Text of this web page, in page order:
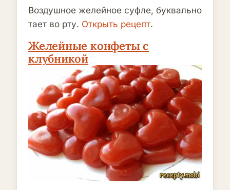
Воздушное желейное суфле, буквально
тает во рту. Открыть рецепт.
Желейные конфеты с
клубникой